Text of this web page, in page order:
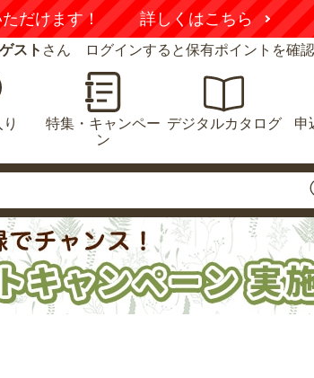
だけます！ 詳しくはこちら
ゲスト さん ログインすると保有ポイントを確認
特集・キャンペー
ン
デジタルカタログ 申